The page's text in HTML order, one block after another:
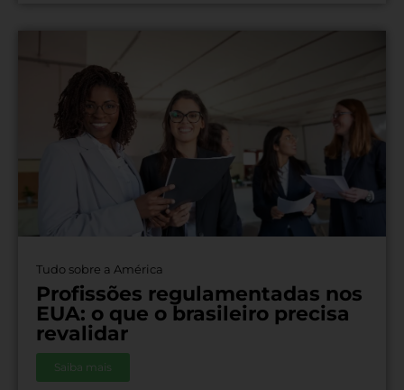
Tudo sobre a América
Profissões regulamentadas nos
EUA: o que o brasileiro precisa
revalidar
Saiba mais